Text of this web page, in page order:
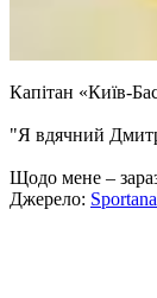
Капітан «Київ-
"Я вдячний
Щодо мене –
Джерело: